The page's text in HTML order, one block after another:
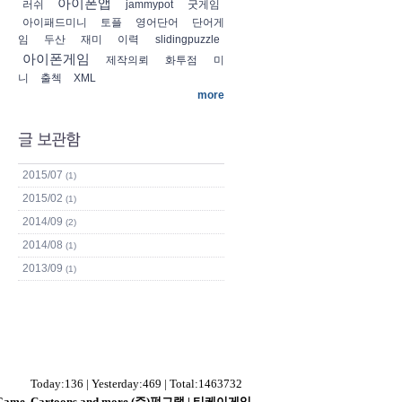
러쉬
아이폰앱 jammypot
굿게임
아이패드미니
토플 영어단어
단어게
임
두산 재미 이력 slidingpuzzle
아이폰게임 제작의뢰 화투점
미
니
출첵
XML
more
2015/07 (1)
2015/02 (1)
2014/09 (2)
2014/08 (1)
2013/09 (1)
Today:136 | Yesterday:469 | Total:1463732